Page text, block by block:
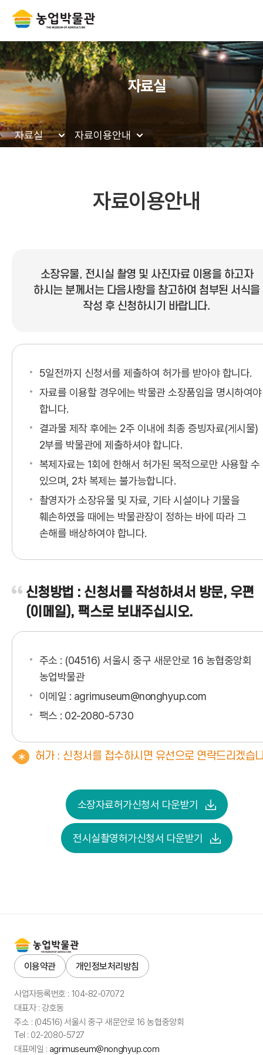
자료실
자료실 자료이용안내
현재 페이지를 즐겨찾는 메뉴로 등록하시겠
자료이용안내
소장유물, 전시실 촬영 및 사진자료 이용을 하고자
하시는 분께서는 다음사항을 참고하여 첨부된 서식을
작성 후 신청하시기 바랍니다.
5일전까지 신청서를 제출하여 허가를 받아야 합니다.
자료를 이용할 경우에는 박물관 소장품임을 명시하여야
합니다.
결과물 제작 후에는 2주 이내에 최종 증빙자료(게시물)
2부를 박물관에 제출하셔야 합니다.
복제자료는 1회에 한해서 허가된 목적으로만 사용할 수
있으며, 2차 복제는 불가능합니다.
촬영자가 소장유물 및 자료, 기타 시설이나 기물을
훼손하였을 때에는 박물관장이 정하는 바에 따라 그
손해를 배상하여야 합니다.
신청방법 : 신청서를 작성하셔서 방문, 우편
(이메일), 팩스로 보내주십시오.
주소 : (04516) 서울시 중구 새문안로 16 농협중앙회
농업박물관
이메일 : agrimuseum@nonghyup.com
팩스 : 02-2080-5730
허가 : 신청서를 접수하시면 유선으로 연락드리겠습
소장자료허가신청서 다운받기
전시실촬영허가신청서 다운받기
이용약관 개인정보처리방침
사업자등록번호 : 104-82-07072
대표자 : 강호동
주소 : (04516) 서울시 중구 새문안로 16 농협중앙회
Tel : 02-2080-5727
대표메일 : agrimuseum@nonghyup.com